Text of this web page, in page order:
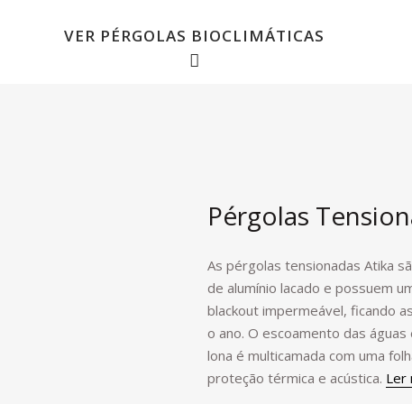
VER PÉRGOLAS BIOCLIMÁTICAS
Pérgolas
As pérgolas tensionadas Atika
de alumínio lacado e possuem
blackout impermeável, ficando
o ano. O escoamento das
lona é multicamada com uma
proteção térmica e acústica. Ler